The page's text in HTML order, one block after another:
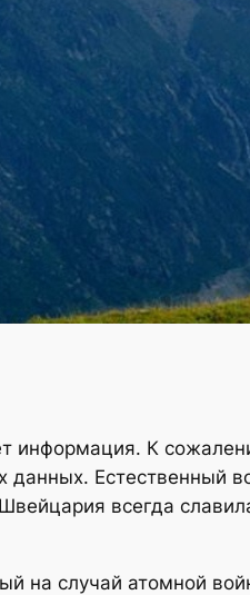
информация. К
Естественный
всегда
на случай атомной